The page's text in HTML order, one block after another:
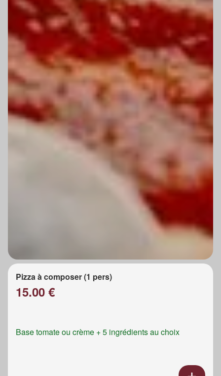
Pizza à composer (1 pers)
15.00 €
Base tomate ou crème + 5 ingrédients au choix